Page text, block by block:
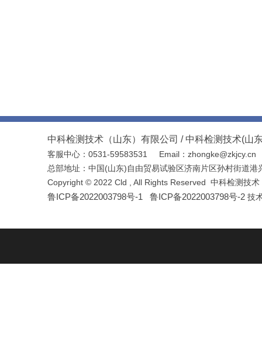
中科检测技术（山东）有限公司 / 中科检测技术(山
客服中心：0531-59583531 Email： zhongke@zkjcy.cn
总部地址 ： 中国(山东)自由贸易试验区济南片区孙村街道
Copyright © 2022 Cld , All Rights Reserved 中科检测技
鲁ICP备2022003798号-1 鲁ICP备2022003798号-2 技